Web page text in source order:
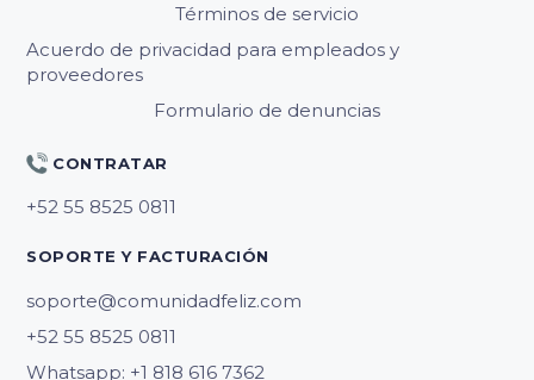
Términos de servicio
Acuerdo de privacidad para empleados y
proveedores
Formulario de denuncias
CONTRATAR
SOPORTE Y FACTURACIÓN
soporte@comunidadfeliz.com
Whatsapp: +1 818 616 7362